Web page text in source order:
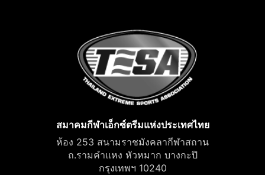
สมาคมกีฬาเอ็กซ์ตรีมแห่งประเทศไทย
ห้อง 253 สนามราชมังคลากีฬาสถาน
ถ.รามคำแหง หัวหมาก บางกะปิ
กรุงเทพฯ 10240